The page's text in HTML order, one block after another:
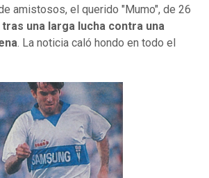
amistosos, el querido "Mumo", de 26
una larga lucha contra una
. La noticia caló hondo en todo el